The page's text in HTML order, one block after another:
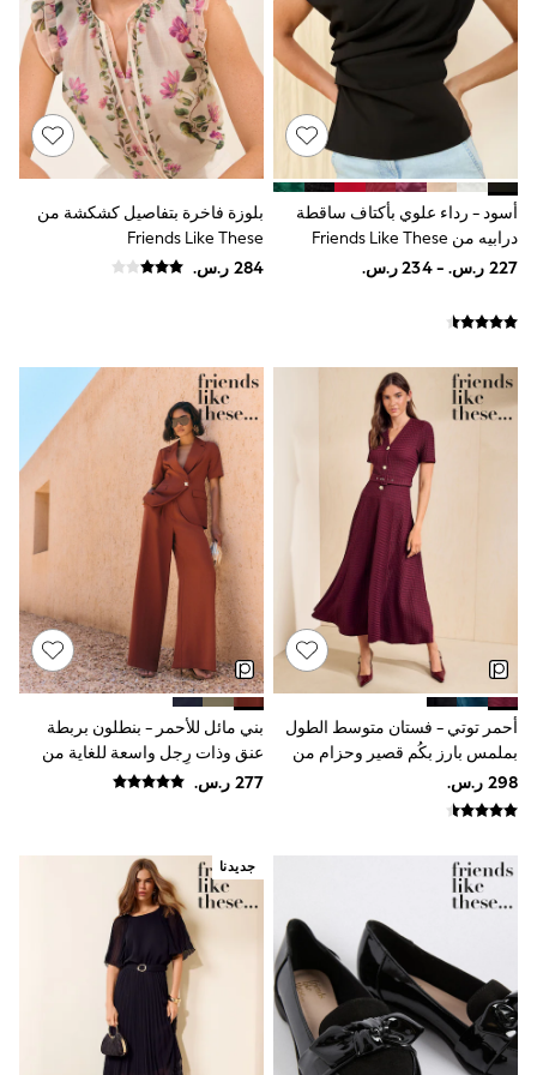
Joggers
adidas
All Girls Schoolwear
Trousers
Skirts
Shirts
Polo Shirts
Sweatshirts
Cardigans
Multipacks
All Girls Sports & Swimwear
Trainers & Pumps
Swimwear
Tops
Leggings
Shorts
Joggers
adidas
Nike
Shop All
Shoes
Coats & Jackets
Bags & Accessories
Shirts
Polo Shirts
Shop all
Shoes
Green
Red
All Branded Schoolwear
adidas
Nike
Clarks
أسود - رداء علوي بأكتاف ساقطة
درابيه من Friends Like These
بلوزة فاخرة بتفاصيل كشكشة من
Friends Like These
أحمر توتي - فستان متوسط الطول
بملمس بارز بكُم قصير وحزام من
Friends Like These
بني مائل للأحمر - بنطلون بربطة
عنق وذات رِجل واسعة للغاية من
Friends Like These
جديدنا